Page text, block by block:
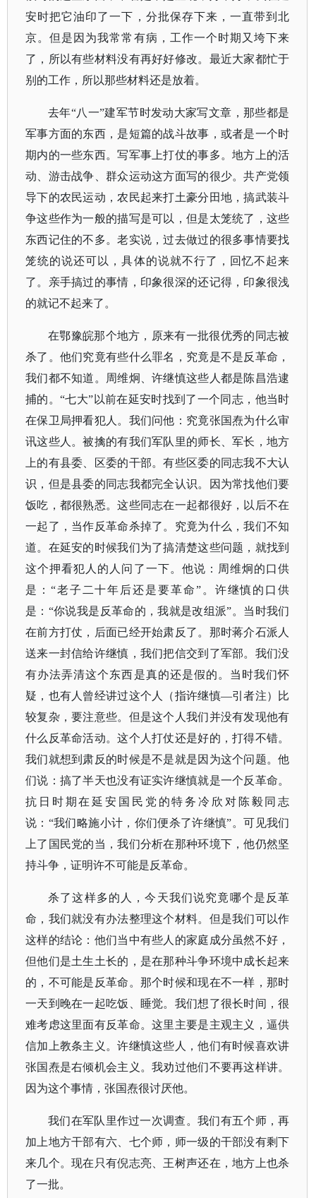
安时把它油印了一下，分批保存下来，一直带到北
京。但是因为我常常有病，工作一个时期又垮下来
了，所以有些材料没有再好好修改。最近大家都忙于
别的工作，所以那些材料还是放着。
去年“八一”建军节时发动大家写文章，那些都是
军事方面的东西，是短篇的战斗故事，或者是一个时
期内的一些东西。写军事上打仗的事多。地方上的活
动、游击战争、群众运动这方面写的很少。共产党领
导下的农民运动，农民起来打土豪分田地，搞武装斗
争这些作为一般的描写是可以，但是太笼统了，这些
东西记住的不多。老实说，过去做过的很多事情要找
笼统的说还可以，具体的说就不行了，回忆不起来
了。亲手搞过的事情，印象很深的还记得，印象很浅
的就记不起来了。
在鄂豫皖那个地方，原来有一批很优秀的同志被
杀了。他们究竟有些什么罪名，究竟是不是反革命，
我们都不知道。周维炯、许继慎这些人都是陈昌浩逮
捕的。“七大”以前在延安时找到了一个同志，他当时
在保卫局押看犯人。我们问他：究竟张国焘为什么审
讯这些人。被擒的有我们军队里的师长、军长，地方
上的有县委、区委的干部。有些区委的同志我不大认
识，但是县委的同志我都完全认识。因为常找他们要
饭吃，都很熟悉。这些同志在一起都很好，以后不在
一起了，当作反革命杀掉了。究竟为什么，我们不知
道。在延安的时候我们为了搞清楚这些问题，就找到
这个押看犯人的人问了一下。他说：周维炯的口供
是：“老子二十年后还是要革命”。许继慎的口供
是：“你说我是反革命的，我就是改组派”。当时我们
在前方打仗，后面已经开始肃反了。那时蒋介石派人
送来一封信给许继慎，我们把信交到了军部。我们没
有办法弄清这个东西是真的还是假的。当时我们怀
疑，也有人曾经讲过这个人（指许继慎—引者注）比
较复杂，要注意些。但是这个人我们并没有发现他有
什么反革命活动。这个人打仗还是好的，打得不错。
我们就想到肃反的时候是不是就是因为这个问题。他
们说：搞了半天也没有证实许继慎就是一个反革命。
抗日时期在延安国民党的特务冷欣对陈毅同志
说：“我们略施小计，你们便杀了许继慎”。可见我们
上了国民党的当，我们分析在那种环境下，他仍然坚
持斗争，证明许不可能是反革命。
杀了这样多的人，今天我们说究竟哪个是反革
命，我们就没有办法整理这个材料。但是我们可以作
这样的结论：他们当中有些人的家庭成分虽然不好，
但他们是土生土长的，是在那种斗争环境中成长起来
的，不可能是反革命。那个时候和现在不一样，那时
一天到晚在一起吃饭、睡觉。我们想了很长时间，很
难考虑这里面有反革命。这里主要是主观主义，逼供
信加上教条主义。许继慎这些人，他们有时候喜欢讲
张国焘是右倾机会主义。我劝过他们不要再这样讲。
因为这个事情，张国焘很讨厌他。
我们在军队里作过一次调查。我们有五个师，再
加上地方干部有六、七个师，师一级的干部没有剩下
来几个。现在只有倪志亮、王树声还在，地方上也杀
了一批。